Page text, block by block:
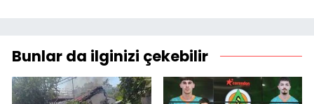
Bunlar da ilginizi çekebilir